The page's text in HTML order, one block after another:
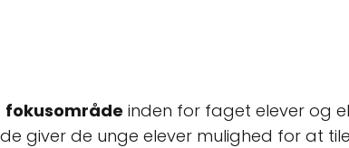
fokusområde inden for faget elever og
giver de unge elever mulighed for at